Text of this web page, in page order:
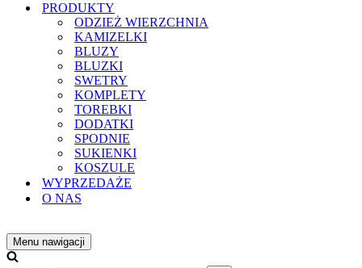
PRODUKTY
ODZIEŻ WIERZCHNIA
KAMIZELKI
BLUZY
BLUZKI
SWETRY
KOMPLETY
TOREBKI
DODATKI
SPODNIE
SUKIENKI
KOSZULE
WYPRZEDAŻE
O NAS
Menu nawigacji